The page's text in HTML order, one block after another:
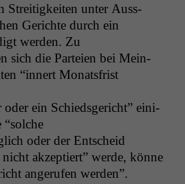
Stre­it­igkeit­en unter Auss­
Gerichte durch ein
wer­den. Zu
sich die Parteien bei Mei­n­
“innert Monats­frist
oder ein Schieds­gericht” eini­
“solche
oder der Entscheid
nicht akzep­tiert” werde, könne
angerufen werden”.